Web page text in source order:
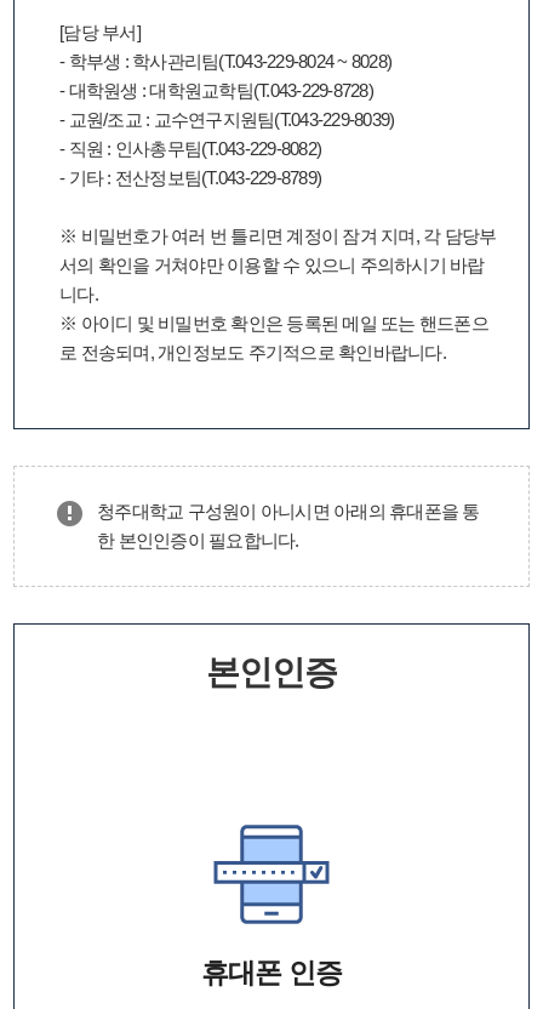
[담당 부서]
- 학부생 : 학사관리팀(T.043-229-8024 ~ 8028)
- 대학원생 : 대학원교학팀(T.043-229-8728)
- 교원/조교 : 교수연구지원팀(T.043-229-8039)
- 직원 : 인사총무팀(T.043-229-8082)
- 기타 : 전산정보팀(T.043-229-8789)
※ 비밀번호가 여러 번 틀리면 계정이 잠겨 지며, 각 담당부
서의 확인을 거쳐야만 이용할 수 있으니 주의하시기 바랍
니다.
※ 아이디 및 비밀번호 확인은 등록된 메일 또는 핸드폰으
로 전송되며, 개인정보도 주기적으로 확인바랍니다.
청주대학교 구성원이 아니시면 아래의 휴대폰을 통
한 본인인증이 필요합니다.
본인인증
휴대폰 인증